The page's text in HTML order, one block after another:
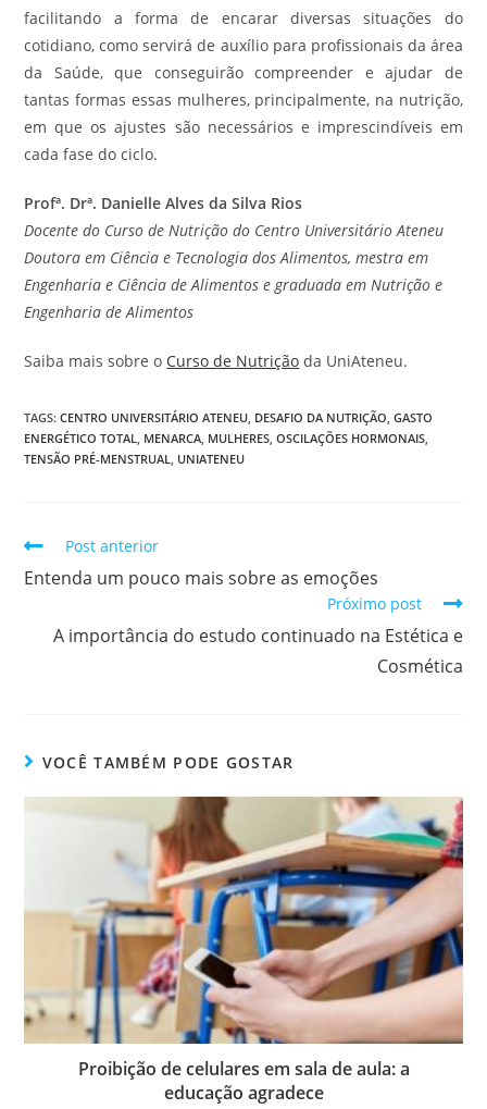
facilitando a forma de encarar diversas situações do
cotidiano, como servirá de auxílio para profissionais da área
da Saúde, que conseguirão compreender e ajudar de
tantas formas essas mulheres, principalmente, na nutrição,
em que os ajustes são necessários e imprescindíveis em
cada fase do ciclo.
Profª. Drª. Danielle Alves da Silva Rios
Docente do Curso de Nutrição do Centro Universitário Ateneu
Doutora em Ciência e Tecnologia dos Alimentos, mestra em
Engenharia e Ciência de Alimentos e graduada em Nutrição e
Engenharia de Alimentos
Saiba mais sobre o Curso de Nutrição da UniAteneu.
TAGS:CENTRO UNIVERSITÁRIO ATENEU DESAFIO DA NUTRIÇÃO GASTO
ENERGÉTICO TOTAL
MENARCA MULHERES OSCILAÇÕES HORMONAIS
TENSÃO PRÉ-MENSTRUAL
UNIATENEU
Post anterior
Entenda um pouco mais sobre as emoções
Próximo post
A importância do estudo continuado na Estética e
Cosmética
VOCÊ TAMBÉM PODE GOSTAR
Proibição de celulares em sala de aula: a
educação agradece